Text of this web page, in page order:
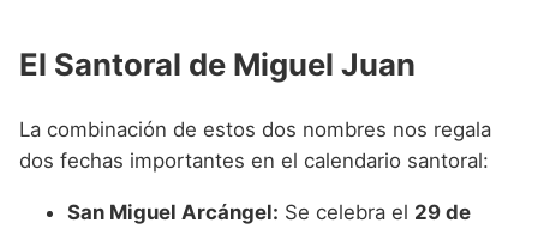
El Santoral de Miguel Juan
La combinación de estos dos nombres nos regala
dos fechas importantes en el calendario santoral:
San Miguel Arcángel: Se celebra el 29 de